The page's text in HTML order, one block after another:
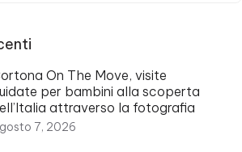
On The Move, visite
per bambini alla scoperta
attraverso la fotografia
7, 2026